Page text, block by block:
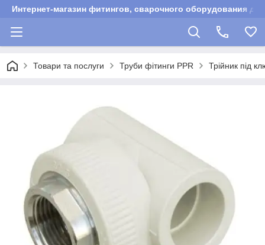
Интернет-магазин фитингов, сварочного оборудования
Товари та послуги Труби фітинги PPR Трійник під